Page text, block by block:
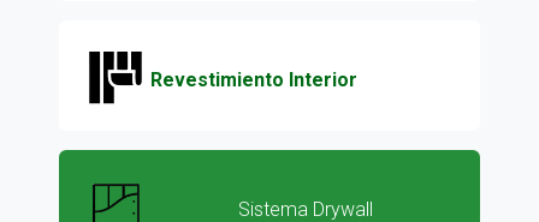
Revestimiento Interior
Sistema Drywall